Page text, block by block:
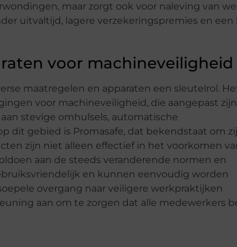
maar zorgt ook voor naleving van
uitvaltijd, lagere verzekeringspremies en een
voor machineveiligheid
maatregelen en apparaten een sleutelrol.
voor machineveiligheid, die aangepast
stevige omhulsels, automatische
dit gebied is Promasafe, dat bekendstaat om
zijn niet alleen effectief in het voorkomen
aan de steeds veranderende normen en
en kunnen eenvoudig worden
overgang naar veiligere werkpraktijken
aan om te zorgen dat alle medewerkers